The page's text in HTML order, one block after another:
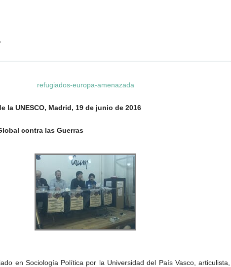
refugiados-europa-amenazada
Madrid, 19 de junio de 2016
las Guerras
en Sociología Política por la Universidad del País Vasco,